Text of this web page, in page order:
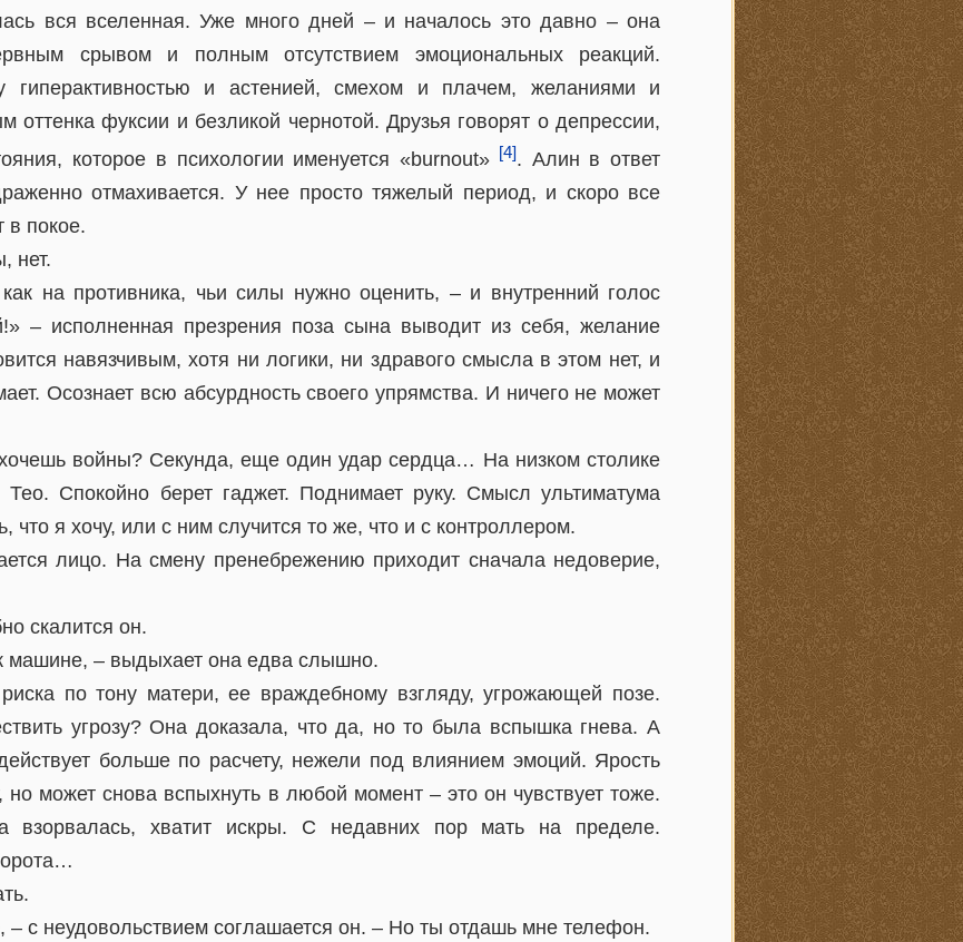
вся вселенная. Уже много дней – и началось это давно – она
срывом и полным отсутствием эмоциональных реакций.
гиперактивностью и астенией, смехом и плачем, желаниями и
фуксии и безликой чернотой. Друзья говорят о депрессии,
которое в психологии именуется «burnout» [4]. Алин в ответ
отмахивается. У нее просто тяжелый период, и скоро все
в покое.
нет.
на противника, чьи силы нужно оценить, – и внутренний голос
– исполненная презрения поза сына выводит из себя, желание
навязчивым, хотя ни логики, ни здравого смысла в этом нет, и
Осознает всю абсурдность своего упрямства. И ничего не может
войны? Секунда, еще один удар сердца… На низком столике
Спокойно берет гаджет. Поднимает руку. Смысл ультиматума
что я хочу, или с ним случится то же, что и с контроллером.
лицо. На смену пренебрежению приходит сначала недоверие,
скалится он.
машине, – выдыхает она едва слышно.
по тону матери, ее враждебному взгляду, угрожающей позе.
угрозу? Она доказала, что да, но то была вспышка гнева. А
больше по расчету, нежели под влиянием эмоций. Ярость
но может снова вспыхнуть в любой момент – это он чувствует тоже.
взорвалась, хватит искры. С недавних пор мать на пределе.
с неудовольствием соглашается он. – Но ты отдашь мне телефон.